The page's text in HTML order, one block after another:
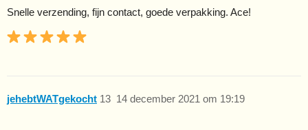
Snelle verzending, fijn contact, goede verpakking. Ace!
jehebtWATgekocht 14 december 2021 om 19:19
13